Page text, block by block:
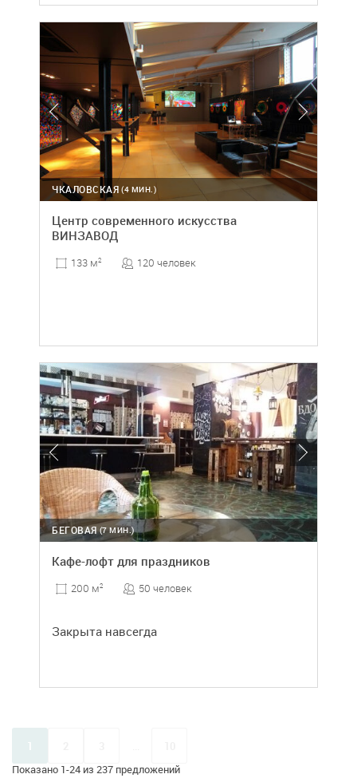
(4 МИН.)
ЧКАЛОВСКАЯ
Центр современного искусства
ВИНЗАВОД
133 м2 120 человек
(7 МИН.)
БЕГОВАЯ
Кафе-лофт для праздников
200 м2 50 человек
Закрыта навсегда
Показано 1-24 из 237 предложений
1